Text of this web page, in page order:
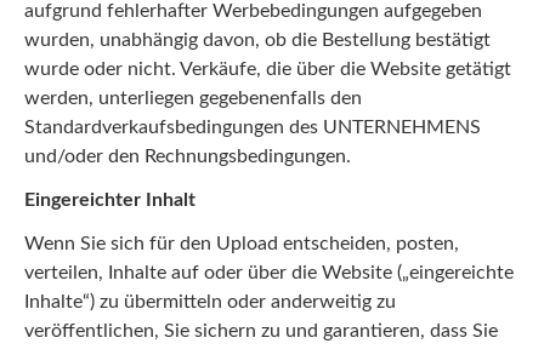
aufgrund fehlerhafter Werbebedingungen aufgegeben
wurden, unabhängig davon, ob die Bestellung bestätigt
wurde oder nicht. Verkäufe, die über die Website getätigt
werden, unterliegen gegebenenfalls den
Standardverkaufsbedingungen des UNTERNEHMENS
und/oder den Rechnungsbedingungen.
Eingereichter Inhalt
Wenn Sie sich für den Upload entscheiden, posten,
verteilen, Inhalte auf oder über die Website („eingereichte
Inhalte“) zu übermitteln oder anderweitig zu
veröffentlichen, Sie sichern zu und garantieren, dass Sie